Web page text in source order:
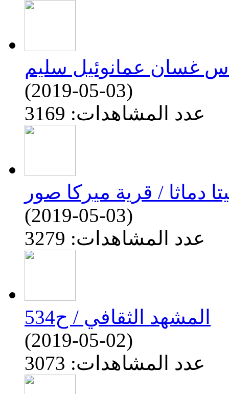
غسان عمانوئيل سليم
(2019-05-03)
عدد المشاهدات: 3169
دماثا / قرية ميركا صور
(2019-05-03)
عدد المشاهدات: 3279
المشهد الثقافي / ح534
(2019-05-02)
عدد المشاهدات: 3073